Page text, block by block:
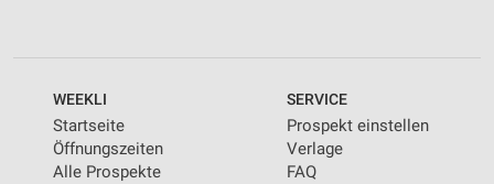
WEEKLI
Startseite
Öffnungszeiten
Alle Prospekte
SERVICE
Prospekt einstellen
Verlage
FAQ